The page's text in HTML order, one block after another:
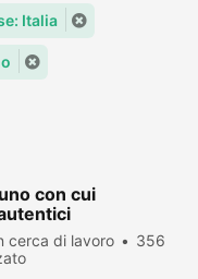
Italia
con cui
cerca di lavoro
356